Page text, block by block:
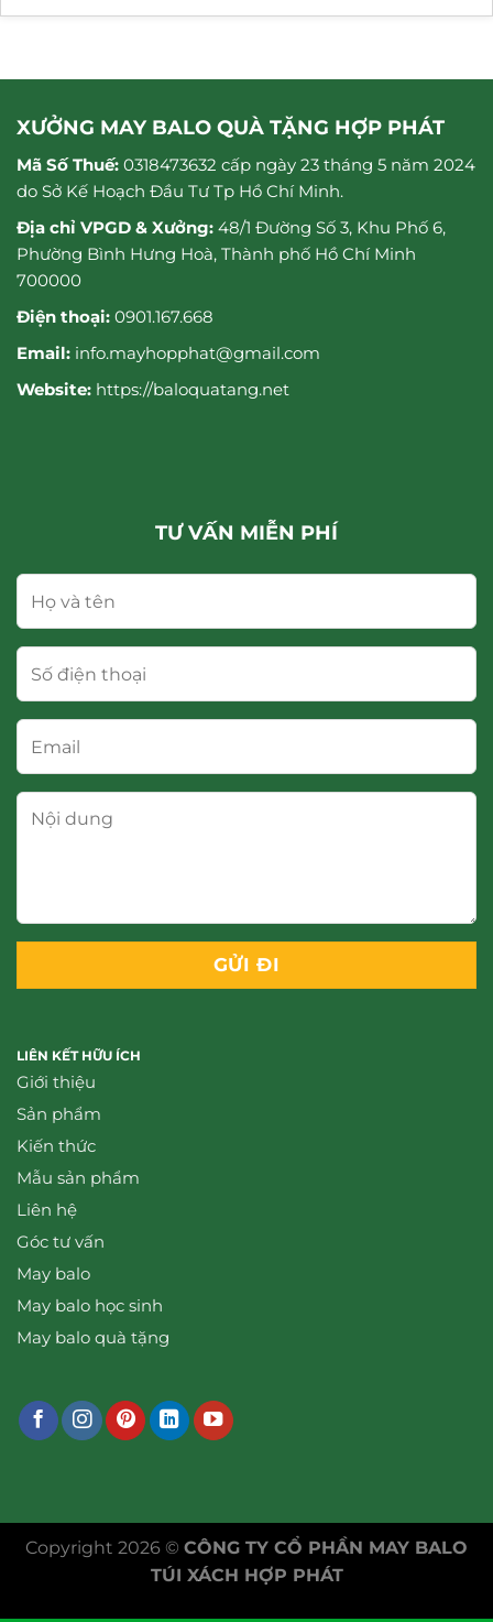
XƯỞNG MAY BALO QUÀ TẶNG HỢP PHÁT
Mã Số Thuế: 0318473632 cấp ngày 23 tháng 5 năm 2024
do Sở Kế Hoạch Đầu Tư Tp Hồ Chí Minh.
Địa chỉ VPGD & Xưởng: 48/1 Đường Số 3, Khu Phố 6,
Phường Bình Hưng Hoà, Thành phố Hồ Chí Minh
700000
Điện thoại: 0901.167.668
Email: info.mayhopphat@gmail.com
Website: https://baloquatang.net
TƯ VẤN MIỄN PHÍ
LIÊN KẾT HỮU ÍCH
Giới thiệu
Sản phẩm
Kiến thức
Mẫu sản phẩm
Liên hệ
Góc tư vấn
May balo
May balo học sinh
May balo quà tặng
Copyright 2026 © CÔNG TY CỔ PHẦN MAY BALO
TÚI XÁCH HỢP PHÁT